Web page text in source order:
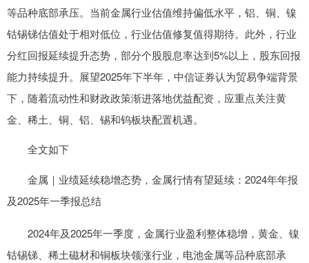
等品种底部承压。当前金属行业估值维持偏低水平，铝、铜、镍
钴锡锑估值处于相对低位，行业估值修复值得期待。此外，行业
分红回报延续提升态势，部分个股股息率达到5%以上，股东回报
能力持续提升。展望2025年下半年，中信证券认为贸易争端背景
下，随着流动性和财政政策渐进落地优益配资，应重点关注黄
金、稀土、铜、铝、锡和钨板块配置机遇。
全文如下
金属｜业绩延续稳增态势，金属行情有望延续：2024年年报
及2025年一季报总结
2024年及2025年一季度，金属行业盈利整体稳增，黄金、镍
钴锡锑、稀土磁材和铜板块领涨行业，电池金属等品种底部承